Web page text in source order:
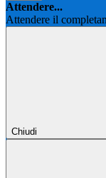
Attendere...
Attendere il
Chiudi